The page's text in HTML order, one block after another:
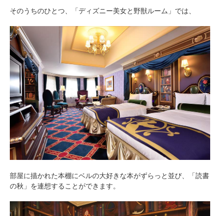
そのうちのひとつ、「ディズニー美女と野獣ルーム」では、
部屋に描かれた本棚にベルの大好きな本がずらっと並び、「読書
の秋」を連想することができます。